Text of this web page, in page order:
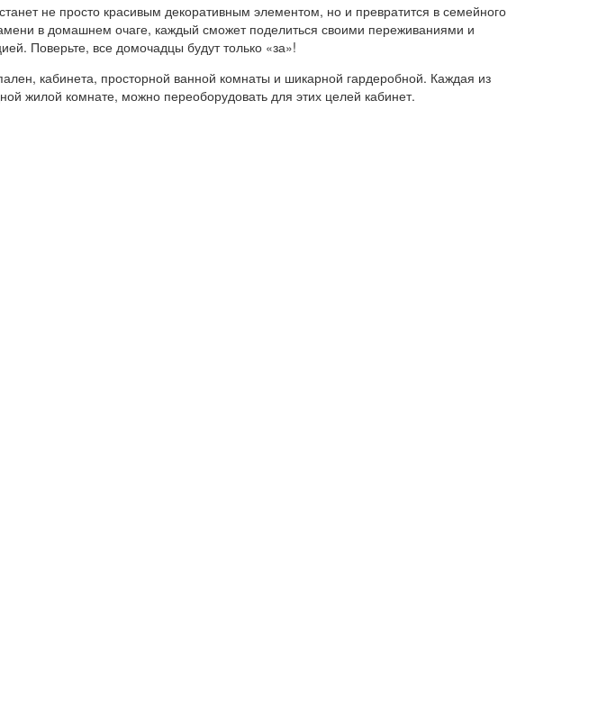
не просто красивым декоративным элементом, но и превратится в семейного
в домашнем очаге, каждый сможет поделиться своими переживаниями и
Поверьте, все домочадцы будут только «за»!
кабинета, просторной ванной комнаты и шикарной гардеробной. Каждая из
жилой комнате, можно переоборудовать для этих целей кабинет.